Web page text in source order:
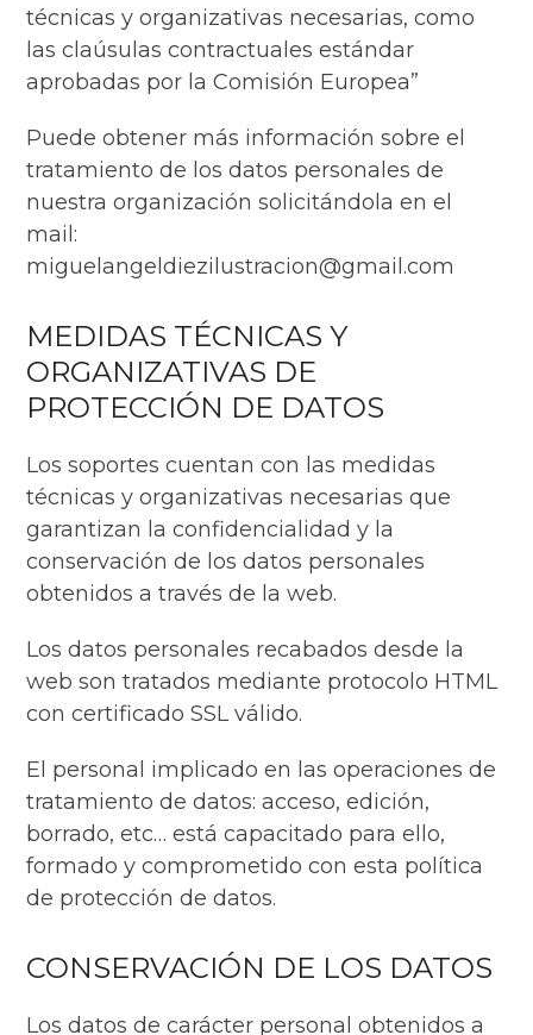
técnicas y organizativas necesarias, como
las claúsulas contractuales estándar
aprobadas por la Comisión Europea”
Puede obtener más información sobre el
tratamiento de los datos personales de
nuestra organización solicitándola en el
mail:
miguelangeldiezilustracion@gmail.com
MEDIDAS TÉCNICAS Y
ORGANIZATIVAS DE
PROTECCIÓN DE DATOS
Los soportes cuentan con las medidas
técnicas y organizativas necesarias que
garantizan la confidencialidad y la
conservación de los datos personales
obtenidos a través de la web.
Los datos personales recabados desde la
web son tratados mediante protocolo HTML
con certificado SSL válido.
El personal implicado en las operaciones de
tratamiento de datos: acceso, edición,
borrado, etc… está capacitado para ello,
formado y comprometido con esta política
de protección de datos.
CONSERVACIÓN DE LOS DATOS
Los datos de carácter personal obtenidos a